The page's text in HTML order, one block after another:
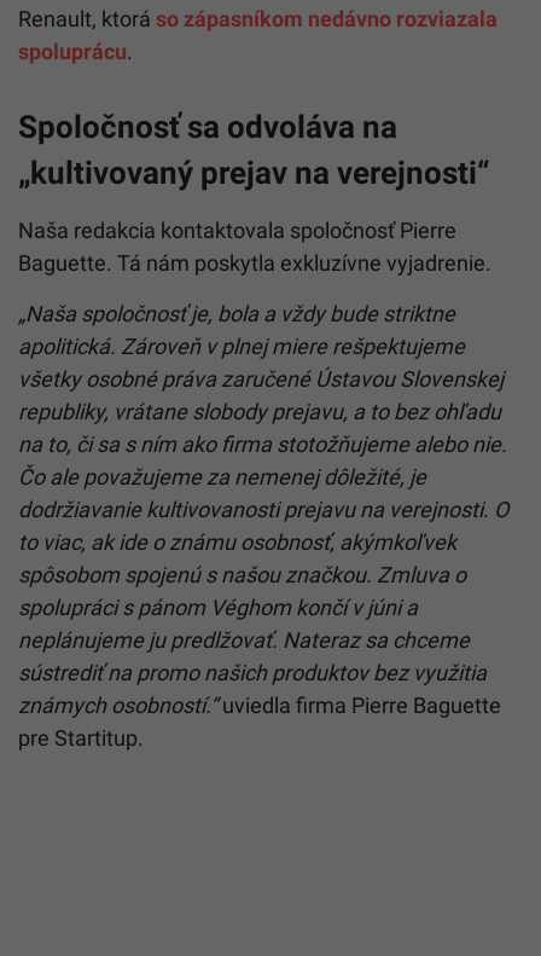
Renault, ktorá so zápasníkom nedávno rozviazala
spoluprácu.
Spoločnosť sa odvoláva na
„kultivovaný prejav na verejnosti“
Naša redakcia kontaktovala spoločnosť Pierre
Baguette. Tá nám poskytla exkluzívne vyjadrenie.
„Naša spoločnosť je, bola a vždy bude striktne
apolitická. Zároveň v plnej miere rešpektujeme
všetky osobné práva zaručené Ústavou Slovenskej
republiky, vrátane slobody prejavu, a to bez ohľadu
na to, či sa s ním ako firma stotožňujeme alebo nie.
Čo ale považujeme za nemenej dôležité, je
dodržiavanie kultivovanosti prejavu na verejnosti. O
to viac, ak ide o známu osobnosť, akýmkoľvek
spôsobom spojenú s našou značkou. Zmluva o
spolupráci s pánom Véghom končí v júni a
neplánujeme ju predlžovať. Nateraz sa chceme
sústrediť na promo našich produktov bez využitia
známych osobností.“uviedla firma Pierre Baguette
pre Startitup.